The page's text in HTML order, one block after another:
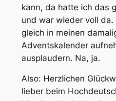
kann, da hatte ich das
und war wieder voll
gleich in meinen
Adventskalender
ausplaudern. Na, ja.
Also: Herzlichen
lieber beim